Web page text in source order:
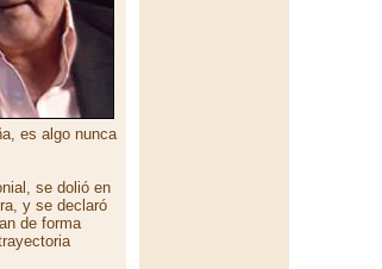
es algo nunca
se dolió en
y se declaró
de forma